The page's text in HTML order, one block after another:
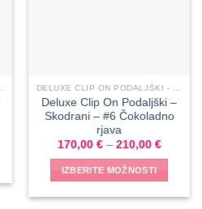
Deluxe Clip On Podaljški –
Skodrani – #6 Čokoladno
rjava
170,00 €– 210,00 €
IZBERITE MOŽNOSTI